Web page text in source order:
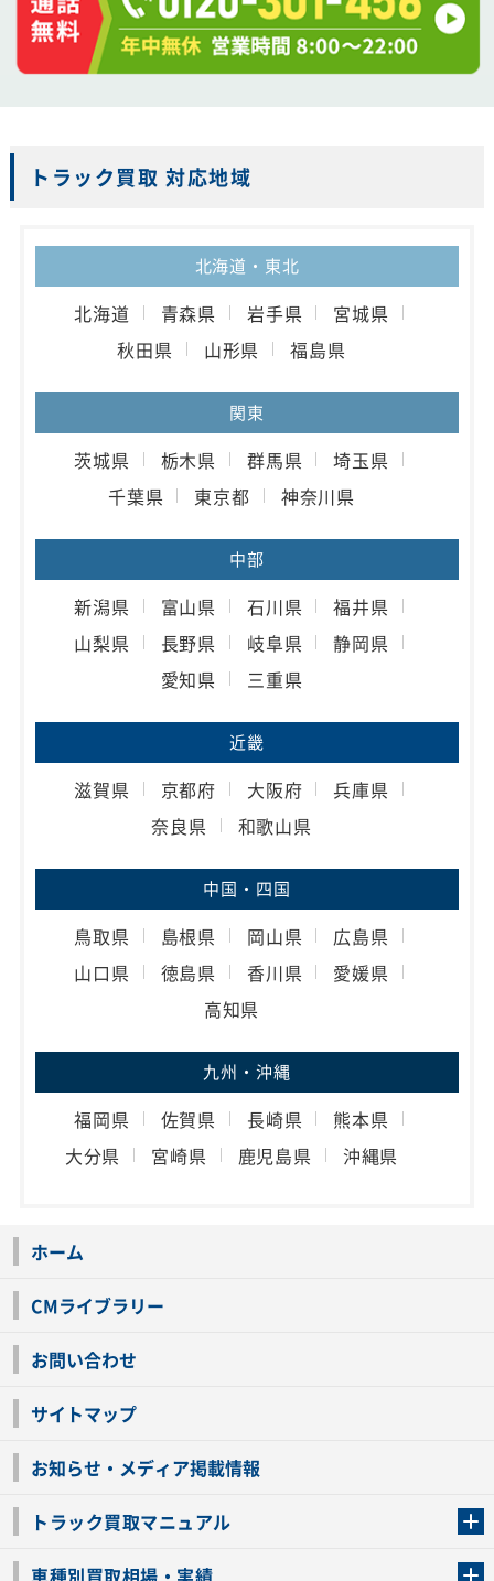
トラック買取 対応地域
北海道・東北
北海道 青森県 岩手県
宮城県
秋田県
山形県 福島県
関東
茨城県 栃木県 群馬県
埼玉県
千葉県
東京都 神奈川県
中部
新潟県 富山県 石川県
福井県
山梨県
長野県 岐阜県
静岡県
愛知県
三重県
近畿
滋賀県 京都府 大阪府
兵庫県
奈良県
和歌山県
中国・四国
鳥取県 島根県 岡山県
広島県
山口県
徳島県 香川県
愛媛県
高知県
九州・沖縄
福岡県 佐賀県 長崎県
熊本県
大分県
宮崎県 鹿児島県 沖縄県
ホーム
CMライブラリー
お問い合わせ
サイトマップ
お知らせ・メディア掲載情報
トラック買取マニュアル
車種別買取相場・実績